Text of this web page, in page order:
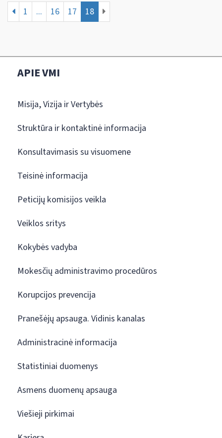
1 ... 16 17 18
APIE VMI
Misija, Vizija ir Vertybės
Struktūra ir kontaktinė informacija
Konsultavimasis su visuomene
Teisinė informacija
Peticijų komisijos veikla
Veiklos sritys
Kokybės vadyba
Mokesčių administravimo procedūros
Korupcijos prevencija
Pranešėjų apsauga. Vidinis kanalas
Administracinė informacija
Statistiniai duomenys
Asmens duomenų apsauga
Viešieji pirkimai